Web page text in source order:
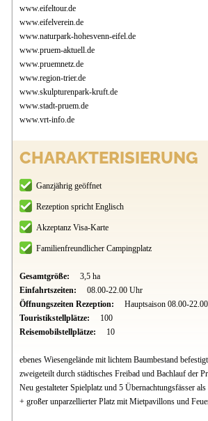
www.eifeltour.de
www.eifelverein.de
www.naturpark-hohesvenn-eifel.de
www.pruem-aktuell.de
www.pruemnetz.de
www.region-trier.de
www.skulpturenpark-kruft.de
www.stadt-pruem.de
www.vrt-info.de
CHARAKTERISIERUNG
Ganzjährig geöffnet
Rezeption spricht Englisch
Akzeptanz Visa-Karte
Familienfreundlicher Campingplatz
Gesamtgröße: 3,5 ha
Einfahrtszeiten:
08.00-22.00 Uhr
Öffnungszeiten Rezeption:
Hauptsaison 08.00-
Touristikstellplätze:
100
Reisemobilstellplätze:
10
ebenes Wiesengelände mit lichtem Baumbestand
zweigeteilt durch städtisches Freibad und Bachlauf der
Neu gestalteter Spielplatz und 5 Übernachtungsfässer
+ großer unparzellierter Platz mit Mietpavillons und